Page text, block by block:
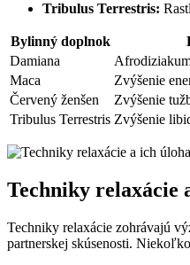
Tribulus Terrestris:
Bylinný doplnok
Damiana
Maca
Zvýšenie
Červený ženšen
Zvýšenie
Tribulus Terrestris Zvýšenie
Techniky relaxácie
Techniky relaxácie zohrávajú
partnerskej skúsenosti.